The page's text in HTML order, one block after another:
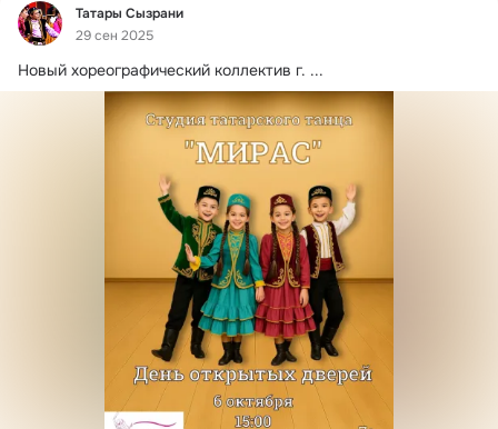
Фид
Татары Сызрани
29 сен 2025
Новый хореографический коллектив г. ...